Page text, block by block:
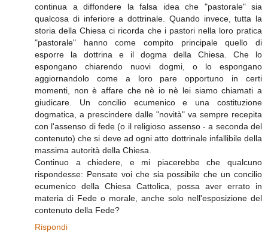
continua a diffondere la falsa idea che "pastorale" sia
qualcosa di inferiore a dottrinale. Quando invece, tutta la
storia della Chiesa ci ricorda che i pastori nella loro pratica
"pastorale" hanno come compito principale quello di
esporre la dottrina e il dogma della Chiesa. Che lo
espongano chiarendo nuovi dogmi, o lo espongano
aggiornandolo come a loro pare opportuno in certi
momenti, non è affare che nè io nè lei siamo chiamati a
giudicare. Un concilio ecumenico e una costituzione
dogmatica, a prescindere dalle "novità" va sempre recepita
con l'assenso di fede (o il religioso assenso - a seconda del
contenuto) che si deve ad ogni atto dottrinale infallibile della
massima autorità della Chiesa.
Continuo a chiedere, e mi piacerebbe che qualcuno
rispondesse: Pensate voi che sia possibile che un concilio
ecumenico della Chiesa Cattolica, possa aver errato in
materia di Fede o morale, anche solo nell'esposizione del
contenuto della Fede?
Rispondi